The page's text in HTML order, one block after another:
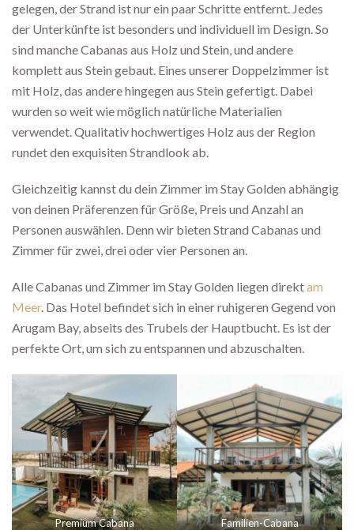
gelegen, der Strand ist nur ein paar Schritte entfernt. Jedes
der Unterkünfte ist besonders und individuell im Design. So
sind manche Cabanas aus Holz und Stein, und andere
komplett aus Stein gebaut. Eines unserer Doppelzimmer ist
mit Holz, das andere hingegen aus Stein gefertigt. Dabei
wurden so weit wie möglich natürliche Materialien
verwendet. Qualitativ hochwertiges Holz aus der Region
rundet den exquisiten Strandlook ab.
Gleichzeitig kannst du dein Zimmer im Stay Golden abhängig
von deinen Präferenzen für Größe, Preis und Anzahl an
Personen auswählen. Denn wir bieten Strand Cabanas und
Zimmer für zwei, drei oder vier Personen an.
Alle Cabanas und Zimmer im Stay Golden liegen direktam
Meer. Das Hotel befindet sich in einer ruhigeren Gegend von
Arugam Bay, abseits des Trubels der Hauptbucht. Es ist der
perfekte Ort, um sich zu entspannen und abzuschalten.
Premium Cabana Familien-Cabana